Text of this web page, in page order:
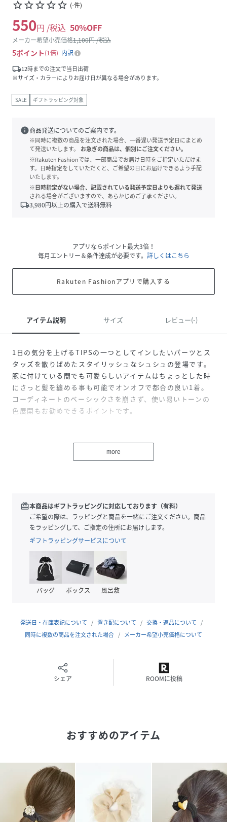
star_borderstar_borderstar_borderstar_borderstar_border (-件)
550円 /税込 50%OFF
メーカー希望小売価格1,100円 /税込
5ポイント 1倍
内訳
local_shipping12時までの注文で当日出荷
※サイズ・カラーによりお届け日が異なる場合があります。
SALE ギフトラッピング対象
info商品発送についてのご案内です。
※同時に複数の商品を注文された場合、一番遅い発送予定日にまとめ
て発送いたします。
お急ぎの商品は、個別にご注文ください。
※Rakuten Fashionでは、一部商品でお届け日時をご指定いただけま
す。日時指定をしていただくと、ご希望の日にお届けできるよう手配
いたします。
※日時指定がない場合、記載されている発送予定日よりも遅れて発送
される場合がございますので、あらかじめご了承ください。
local_shipping3,980円以上の購入で送料無料
アプリならポイント最大3倍！
毎月エントリー＆条件達成が必要です。 詳しくはこちら
Rakuten Fashionアプリで購入する
アイテム説明 サイズ レビュー(-)
1日の気分を上げるTIPSの一つとしてインしたいパーツとス
タッズを散りばめたスタイリッシュなシュシュの登場です。
腕に付けている間でも可愛らしいアイテムはちょっとした時
にさっと髪を纏める事も可能でオンオフで都合の良い1着。
コーディネートのベーシックさを崩さず、使い易いトーンの
色展開もお勧めできるポイントです。
FREE
more
redeem本商品はギフトラッピングに対応しております（有料）
ご希望の際は、ラッピングと商品を一緒にご注文ください。商品
をラッピングして、ご指定の住所にお届けします。
ギフトラッピングサービスについて
バッグ ボックス 風呂敷
発送日・在庫表記について 置き配について
交換・返品について
同時に複数の商品を注文された場合
メーカー希望小売価格について
シェア ROOMに投稿
おすすめのアイテム